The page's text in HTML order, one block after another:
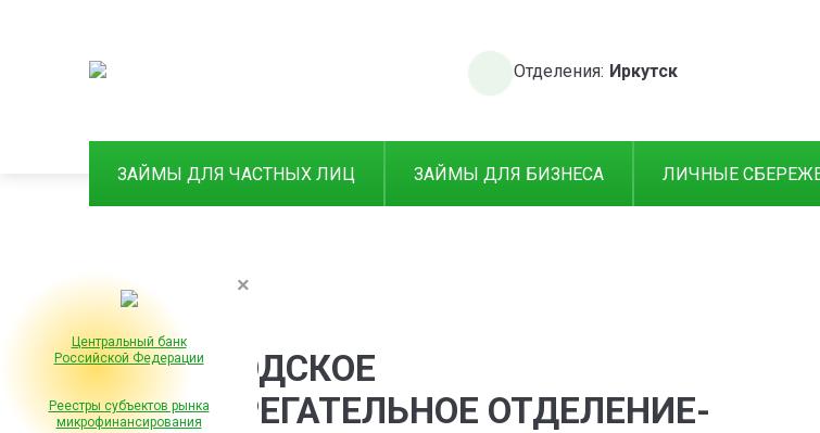
×
Центральный банк
Российской Федерации
Реестры субъектов рынка
микрофинансирования
Отделения: Иркутск
ЗАЙМЫ ДЛЯ ЧАСТНЫХ ЛИЦ ЗАЙМЫ ДЛЯ БИЗНЕСА ЛИЧНЫЕ
ГОРОДСКОЕ
СБЕРЕГАТЕЛЬНОЕ ОТДЕЛЕНИЕ-